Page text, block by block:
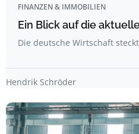
FINANZEN & IMMOBILIEN
Ein Blick auf die
Die deutsche Wirtschaft
Hendrik Schröder